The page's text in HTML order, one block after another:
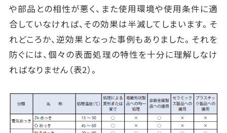
や部品との相性が悪く、また使用環境や使用条件に適
合していなければ、その効果は半減してしまいます。そ
れどころか、逆効果となった事例もありました。それを
防ぐには、個々の表面処理の特性を十分に理解しなけ
ればなりません（表2）。